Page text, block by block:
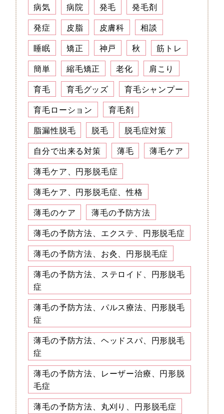
病気
病院 発毛
発毛剤
発症
皮脂 皮膚科
相談
睡眠
矯正 神戸 秋
筋トレ
簡単
縮毛矯正 老化
肩こり
育毛
育毛グッズ
育毛シャンプー
育毛ローション
育毛剤
脂漏性脱毛
脱毛
脱毛症対策
自分で出来る対策
薄毛
薄毛ケア
薄毛ケア、円形脱毛症
薄毛ケア、円形脱毛症、性格
薄毛のケア
薄毛の予防方法
薄毛の予防方法、エクステ、円形脱毛症
薄毛の予防方法、お灸、円形脱毛症
薄毛の予防方法、ステロイド、円形脱毛
症
薄毛の予防方法、パルス療法、円形脱毛
症
薄毛の予防方法、ヘッドスパ、円形脱毛
症
薄毛の予防方法、レーザー治療、円形脱
毛症
薄毛の予防方法、丸刈り、円形脱毛症